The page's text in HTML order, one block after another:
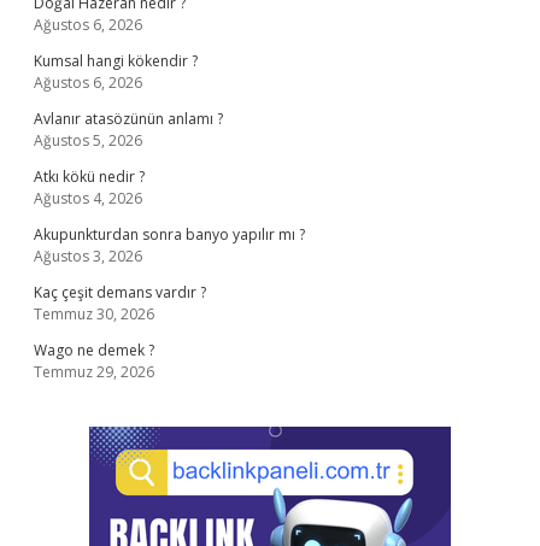
Ağustos 6, 2026
Kumsal hangi kökendir ?
Ağustos 6, 2026
Avlanır atasözünün anlamı ?
Ağustos 5, 2026
Atkı kökü nedir ?
Ağustos 4, 2026
Akupunkturdan sonra banyo yapılır mı ?
Ağustos 3, 2026
Kaç çeşit demans vardır ?
Temmuz 30, 2026
Wago ne demek ?
Temmuz 29, 2026